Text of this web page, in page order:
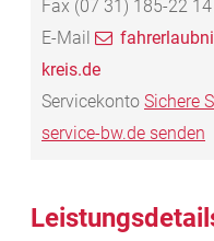
Fax (07 31) 185-22 14
E-Mail
kreis.de
Servicekonto Sichere
service-bw.de senden